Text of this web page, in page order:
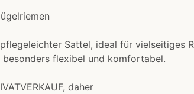
Sattel, ideal für vielseitiges
besonders flexibel und komfortabel.
daher